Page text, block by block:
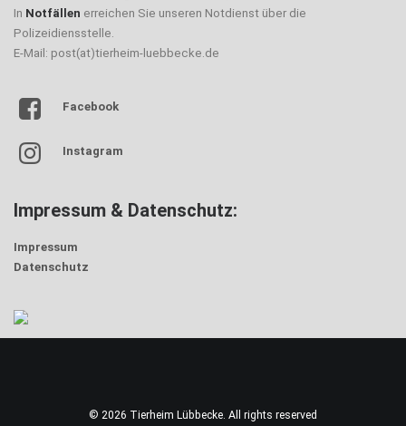
In Notfällen erreichen Sie unseren Notdienst über die
Polizeidiensstelle.
E-Mail: post(at)tierheim-luebbecke.de
Facebook
Instagram
Impressum & Datenschutz:
Impressum
Datenschutz
© 2026 Tierheim Lübbecke. All rights reserved